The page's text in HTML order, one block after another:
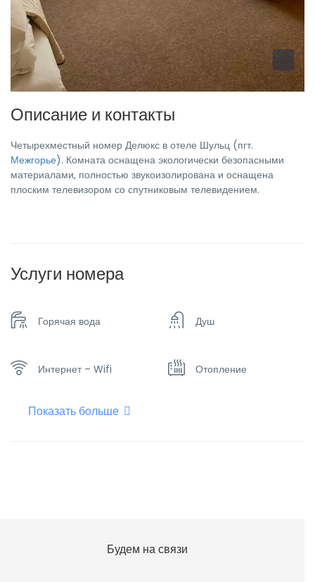
Описание и контакты
Четырехместный номер Делюкс в отеле Шульц (пгт.
Межгорье). Комната оснащена экологически безопасными
материалами, полностью звукоизолирована и оснащена
плоским телевизором со спутниковым телевидением.
Услуги номера
Горячая вода Душ
Интернет – Wifi Отопление
Плоский телевизор
Показать больше
Будем на связи